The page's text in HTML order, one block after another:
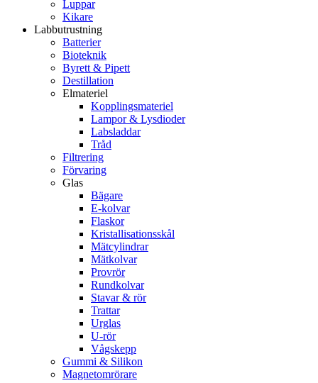
Luppar
Kikare
Labbutrustning
Batterier
Bioteknik
Byrett & Pipett
Destillation
Elmateriel
Kopplingsmateriel
Lampor & Lysdioder
Labsladdar
Tråd
Filtrering
Förvaring
Glas
Bägare
E-kolvar
Flaskor
Kristallisationsskål
Mätcylindrar
Mätkolvar
Provrör
Rundkolvar
Stavar & rör
Trattar
Urglas
U-rör
Vågskepp
Gummi & Silikon
Magnetomrörare